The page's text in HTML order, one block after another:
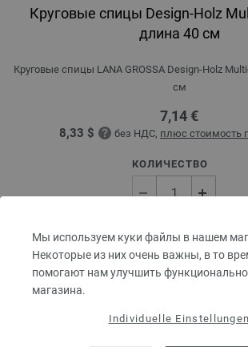
Мы используем куки файлы в нашем
Некоторые из них очень важны, в то
помогают нам улучшить
магазина.
Individuelle Einstellungen
Круговые спицы Design-Holz
длина 40 см
Круговые спицы LANA GROSSA Design-Holz
см
7,14 €
8,33 $ без НДС, плюс стоимость
КОЛИЧЕСТВО
В КОРЗИНУ